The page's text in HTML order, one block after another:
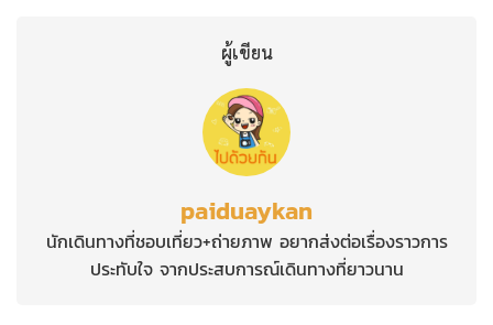
ผู้เขียน
paiduaykan
นักเดินทางที่ชอบเที่ยว+ถ่ายภาพ อยากส่งต่อเรื่องราวการ
ประทับใจ จากประสบการณ์เดินทางที่ยาวนาน